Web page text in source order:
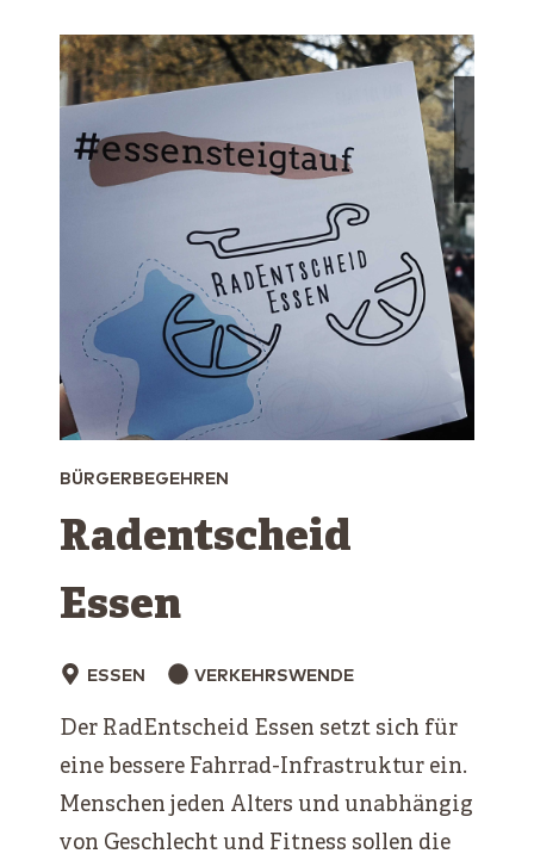
BÜRGERBEGEHREN
Radentscheid
Essen
ESSEN VERKEHRSWENDE
Der RadEntscheid Essen setzt sich für
eine bessere Fahrrad-Infrastruktur ein.
Menschen jeden Alters und unabhängig
von Geschlecht und Fitness sollen die